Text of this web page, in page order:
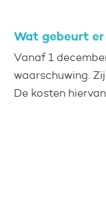
Wat gebeurt
Vanaf 1
waarschuwing.
De kosten